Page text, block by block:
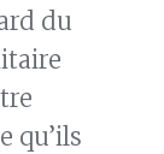
du
qu’ils